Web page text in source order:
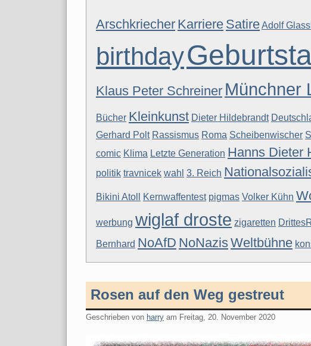
Arschkriecher Karriere SatireAdolf
birthday
Klaus Peter Schreiner Münchner
Bücher Kleinkunst Dieter Hildebrandt
Gerhard Polt Rassismus Roma Scheibenwischer
comic Klima Letzte Generation Hanns Dieter
politik travnicek wahl 3. Reich
Bikini Atoll Kernwaffentest pigmas Volker Kühn
werbung wiglaf droste zigaretten
Bernhard NoAfD NoNazisWeltbühne
Rosen auf den Weg gestreut
Geschrieben von harry am Freitag, 20. November 2020